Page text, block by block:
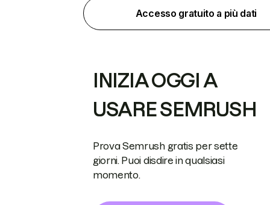
Accesso gratuito a più dati
INIZIA OGGI A
USARE SEMRUSH
Prova Semrush gratis per sette
giorni. Puoi disdire in qualsiasi
momento.